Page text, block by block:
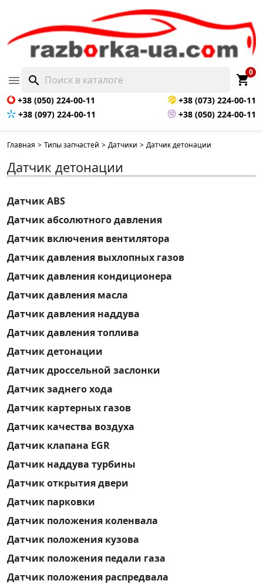
 search shopping_cart
0
+38 (050) 224-00-11
+38 (073) 224-00-11
+38 (097) 224-00-11
+38 (050) 224-00-11
Главная > Типы запчастей > Датчики > Датчик детонации
Датчик детонации
Датчик ABS
Датчик абсолютного давления
Датчик включения вентилятора
Датчик давления выхлопных газов
Датчик давления кондиционера
Датчик давления масла
Датчик давления наддува
Датчик давления топлива
Датчик детонации
Датчик дроссельной заслонки
Датчик заднего хода
Датчик картерных газов
Датчик качества воздуха
Датчик клапана EGR
Датчик наддува турбины
Датчик открытия двери
Датчик парковки
Датчик положения коленвала
Датчик положения кузова
Датчик положения педали газа
Датчик положения распредвала